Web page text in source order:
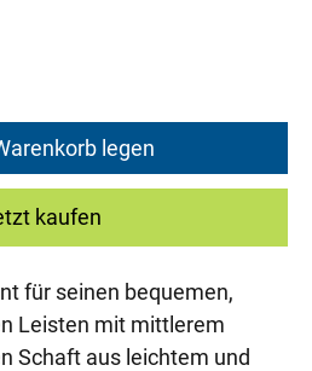
legen
kaufen
für seinen bequemen,
Leisten mit mittlerem
Schaft aus leichtem und